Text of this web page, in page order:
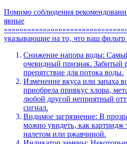
Помимо соблюдения
явные
указывающие на то‚ что ваш фильтр
Снижение напора воды:
очевидный признак. Забитый
препятствие для потока воды.
Изменение вкуса или запаха
приобрела привкус хлора‚
любой другой неприятный
сигнал.
Видимое загрязнение: В
можно увидеть‚ как картридж
налетом или ржавчиной.